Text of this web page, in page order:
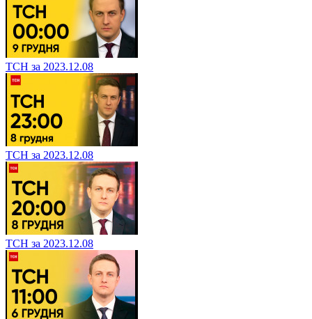
ТСН за 2023.12.08
ТСН за 2023.12.08
ТСН за 2023.12.08